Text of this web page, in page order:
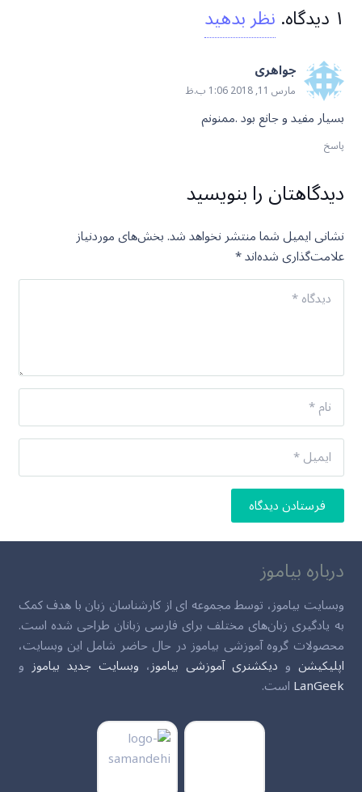
۱ دیدگاه.نظر بدهید
جواهری
مارس 11, 2018 1:06 ب.ظ
بسیار مفید و جانع بود .ممنونم
پاسخ
دیدگاهتان را بنویسید
نشانی ایمیل شما منتشر نخواهد شد.بخش‌های موردنیاز
علامت‌گذاری شده‌اند*
فرستادن دیدگاه
درباره بیاموز
وبسایت بیاموز، توسط مجموعه ای از کارشناسان زبان با هدف کمک
به یادگیری زبان‌های مختلف برای فارسی زبانان طراحی شده است.
محصولات گروه آموزشی بیاموز در حال حاضر شامل این وبسایت،
اپلیکیشن و دیکشنری آموزشی بیاموز، وبسایت جدید بیاموز و
LanGeekاست.